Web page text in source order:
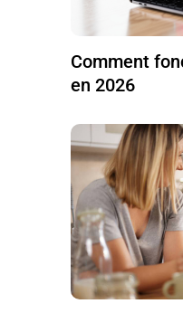
Comment
en 2026